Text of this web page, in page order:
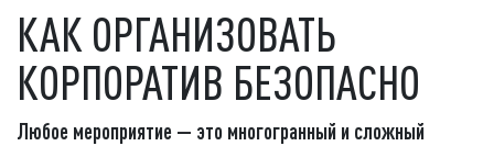
КАК ОРГАНИЗОВАТЬ
КОРПОРАТИВ БЕЗОПАСНО
Любое мероприятие — это многогранный и сложный